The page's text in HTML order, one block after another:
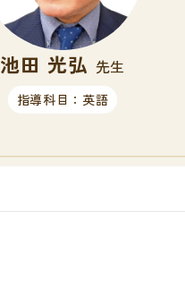
池田 光弘 先生
指導科目：英語